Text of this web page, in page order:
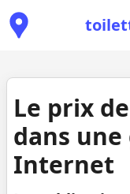
Le prix
dans
Internet